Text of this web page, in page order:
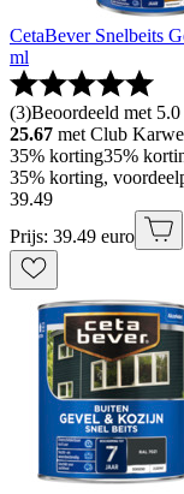
CetaBever Snelbeits
ml
(3)Beoordeeld met
25.67 met Club
35% korting35%
35% korting,
39.49
Prijs: 39.49 euro